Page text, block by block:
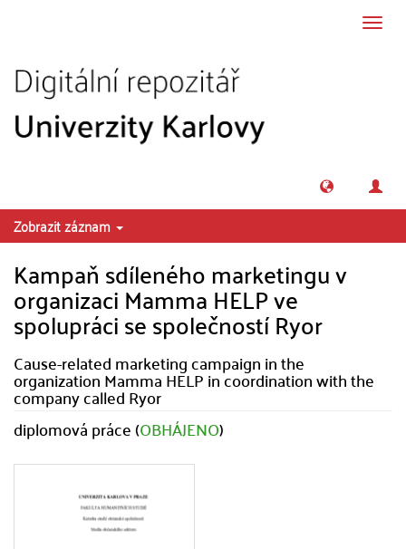
Zobrazit záznam
Kampaň sdíleného marketingu v
organizaci Mamma HELP ve
spolupráci se společností Ryor
Cause-related marketing campaign in the
organization Mamma HELP in coordination with the
company called Ryor
diplomová práce (OBHÁJENO)